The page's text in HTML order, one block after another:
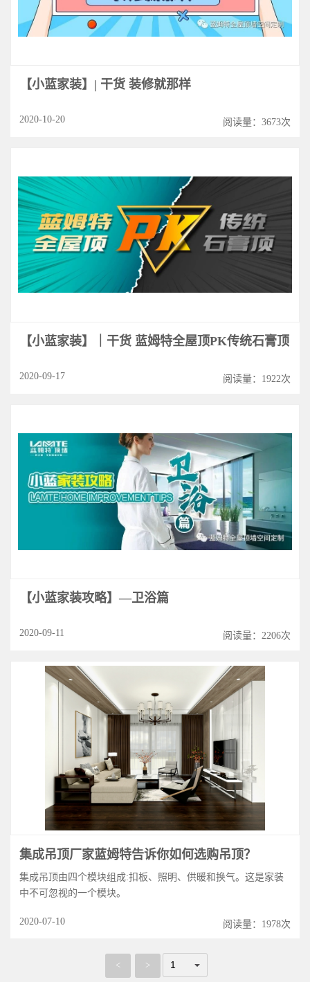
【小蓝家装】| 干货 装修就那样
2020-10-20 阅读量：3673次
【小蓝家装】｜干货 蓝姆特全屋顶PK传统石膏顶
2020-09-17 阅读量：1922次
【小蓝家装攻略】—卫浴篇
2020-09-11 阅读量：2206次
集成吊顶厂家蓝姆特告诉你如何选购吊顶？
集成吊顶由四个模块组成:扣板、照明、供暖和换气。这是家装
中不可忽视的一个模块。
2020-07-10 阅读量：1978次
< >